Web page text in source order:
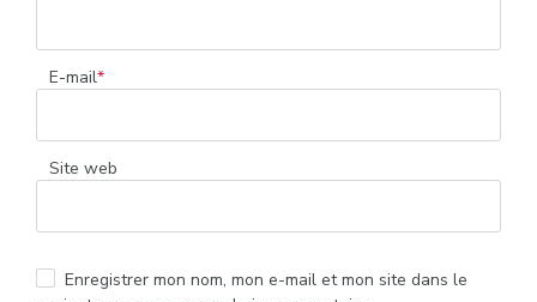
E-mail*
Site web
Enregistrer mon nom, mon e-mail et mon site dans le